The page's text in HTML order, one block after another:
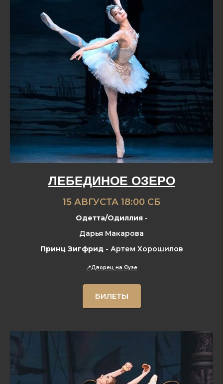
ЛЕБЕДИНОЕ ОЗЕРО
15 АВГУСТА 18:00 СБ
Одетта/Одиллия -
Дарья Макарова
Принц Зигфрид - Артем Хорошилов
📍Дворец на Яузе
БИЛЕТЫ